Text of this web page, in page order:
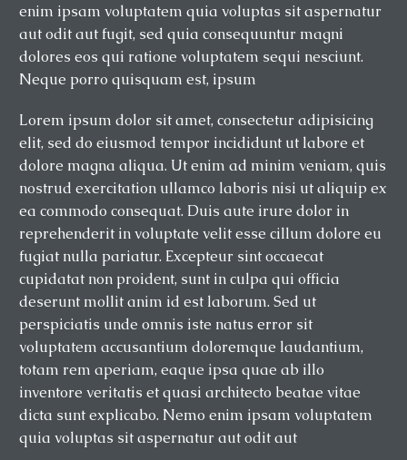
enim ipsam voluptatem quia voluptas sit aspernatur
aut odit aut fugit, sed quia consequuntur magni
dolores eos qui ratione voluptatem sequi nesciunt.
Neque porro quisquam est, ipsum
Lorem ipsum dolor sit amet, consectetur adipisicing
elit, sed do eiusmod tempor incididunt ut labore et
dolore magna aliqua. Ut enim ad minim veniam, quis
nostrud exercitation ullamco laboris nisi ut aliquip ex
ea commodo consequat. Duis aute irure dolor in
reprehenderit in voluptate velit esse cillum dolore eu
fugiat nulla pariatur. Excepteur sint occaecat
cupidatat non proident, sunt in culpa qui officia
deserunt mollit anim id est laborum. Sed ut
perspiciatis unde omnis iste natus error sit
voluptatem accusantium doloremque laudantium,
totam rem aperiam, eaque ipsa quae ab illo
inventore veritatis et quasi architecto beatae vitae
dicta sunt explicabo. Nemo enim ipsam voluptatem
quia voluptas sit aspernatur aut odit aut